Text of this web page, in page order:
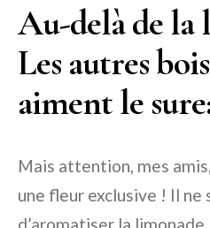
Au-delà de la
Les autres
aiment le
Mais attention, mes
une fleur exclusive ! Il ne
d’aromatiser la